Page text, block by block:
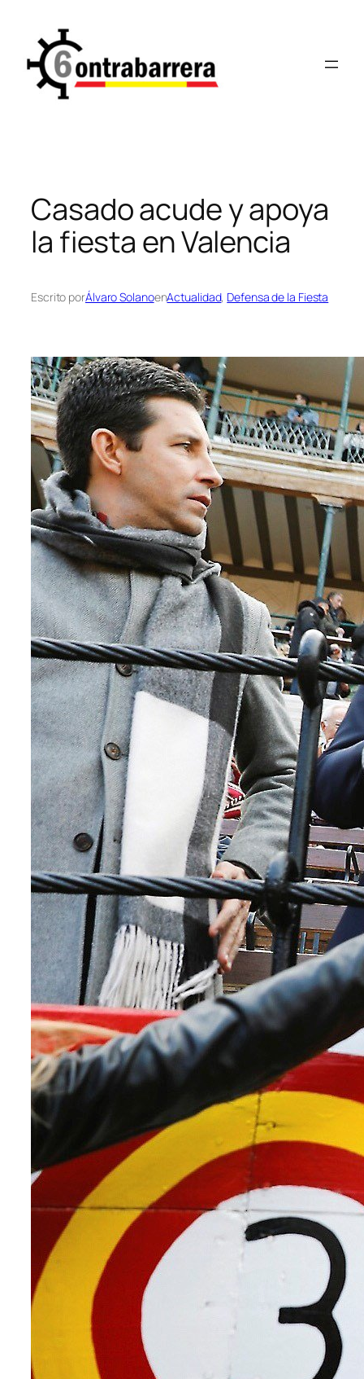
contenido
Casado acude y apoya
la fiesta en Valencia
Escrito porÁlvaro SolanoenActualidad, Defensa de la Fiesta